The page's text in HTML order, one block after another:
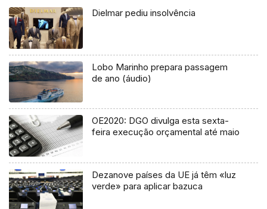
Dielmar pediu insolvência
Lobo Marinho prepara passagem
de ano (áudio)
OE2020: DGO divulga esta sexta-
feira execução orçamental até maio
Dezanove países da UE já têm «luz
verde» para aplicar bazuca